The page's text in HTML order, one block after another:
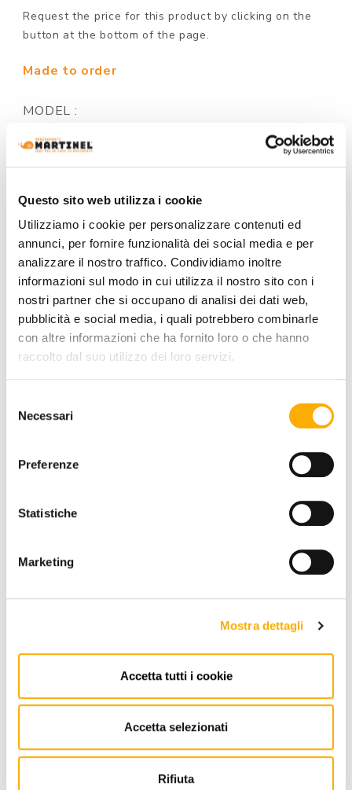
Questo sito web utilizza i cookie
Utilizziamo i cookie per personalizzare contenuti ed
annunci, per fornire funzionalità dei social media e per
analizzare il nostro traffico. Condividiamo inoltre
informazioni sul modo in cui utilizza il nostro sito con i
nostri partner che si occupano di analisi dei dati web,
pubblicità e social media, i quali potrebbero combinarle
con altre informazioni che ha fornito loro o che hanno
raccolto dal suo utilizzo dei loro servizi.
delNecessari
Preferenze
Statistiche
Marketing
Mostra dettagli
Accetta tutti i cookie
Accetta selezionati
Rifiuta
Request the price for this product by clicking on the
button at the bottom of the page.
Made to order
MODEL :
TOP FINISH:
REQUEST A QUOTE